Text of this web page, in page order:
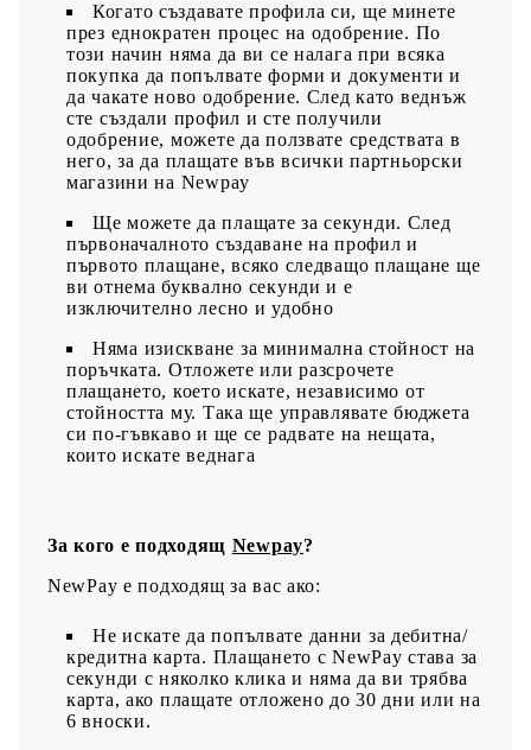
Когато създавате профила си, ще минете
през еднократен процес на одобрение. По
този начин няма да ви се налага при всяка
покупка да попълвате форми и документи и
да чакате ново одобрение. След като веднъж
сте създали профил и сте получили
одобрение, можете да ползвате средствата в
него, за да плащате във всички партньорски
магазини на Newpay
Ще можете да плащате за секунди. След
първоначалното създаване на профил и
първото плащане, всяко следващо плащане ще
ви отнема буквално секунди и е
изключително лесно и удобно
Няма изискване за минимална стойност на
поръчката. Отложете или разсрочете
плащането, което искате, независимо от
стойността му. Така ще управлявате бюджета
си по-гъвкаво и ще се радвате на нещата,
които искате веднага
За кого е подходящ Newpay?
NewPay е подходящ за вас ако:
Не искате да попълвате данни за дебитна/
кредитна карта. Плащането с NewPay става за
секунди с няколко клика и няма да ви трябва
карта, ако плащате отложено до 30 дни или на
6 вноски.